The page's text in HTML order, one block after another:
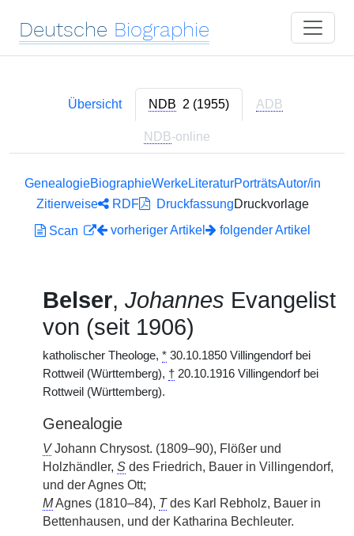
Deutsche Biographie
Übersicht NDB 2 (1955) ADB
NDB-online
GenealogieBiographieWerkeLiteraturPorträtsAutor/in
Zitierweise
RDF DruckfassungDruckvorlage
Scan
vorheriger Artikel folgender Artikel
Belser, Johannes Evangelist
von (seit 1906)
katholischer Theologe, * 30.10.1850 Villingendorf bei
Rottweil (Württemberg), † 20.10.1916 Villingendorf bei
Rottweil (Württemberg).
Genealogie
VJohann Chrysost. (1809–90), Flößer und
Holzhändler, S des Friedrich, Bauer in Villingendorf,
und der Agnes Ott;
MAgnes (1810–84), Tdes Karl Rebholz, Bauer in
Bettenhausen, und der Katharina Bechleuter.